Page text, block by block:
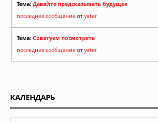
Тема: Давайте предсказывать будущее
последнее сообщение от yater
Тема: Советуем посмотреть
последнее сообщение от yater
КАЛЕНДАРЬ